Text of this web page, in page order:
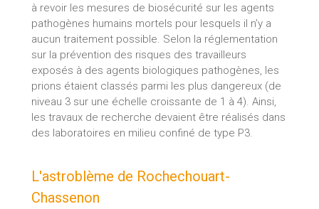
à revoir les mesures de biosécurité sur les agents
pathogènes humains mortels pour lesquels il n’y a
aucun traitement possible. Selon la réglementation
sur la prévention des risques des travailleurs
exposés à des agents biologiques pathogènes, les
prions étaient classés parmi les plus dangereux (de
niveau 3 sur une échelle croissante de 1 à 4). Ainsi,
les travaux de recherche devaient être réalisés dans
des laboratoires en milieu confiné de type P3.
L'astroblème de Rochechouart-
Chassenon